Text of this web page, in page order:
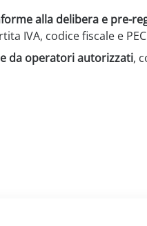
alla delibera e pre-
IVA, codice fiscale e
da operatori autorizzati,